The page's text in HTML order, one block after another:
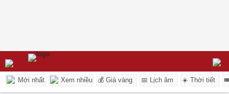
Mới nhất Xem nhiều 💰 Giá vàng 📅 Lịch âm ☀️ Thời tiết